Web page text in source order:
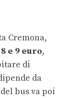
Cremona,
e 9 euro,
di
da
bus va poi